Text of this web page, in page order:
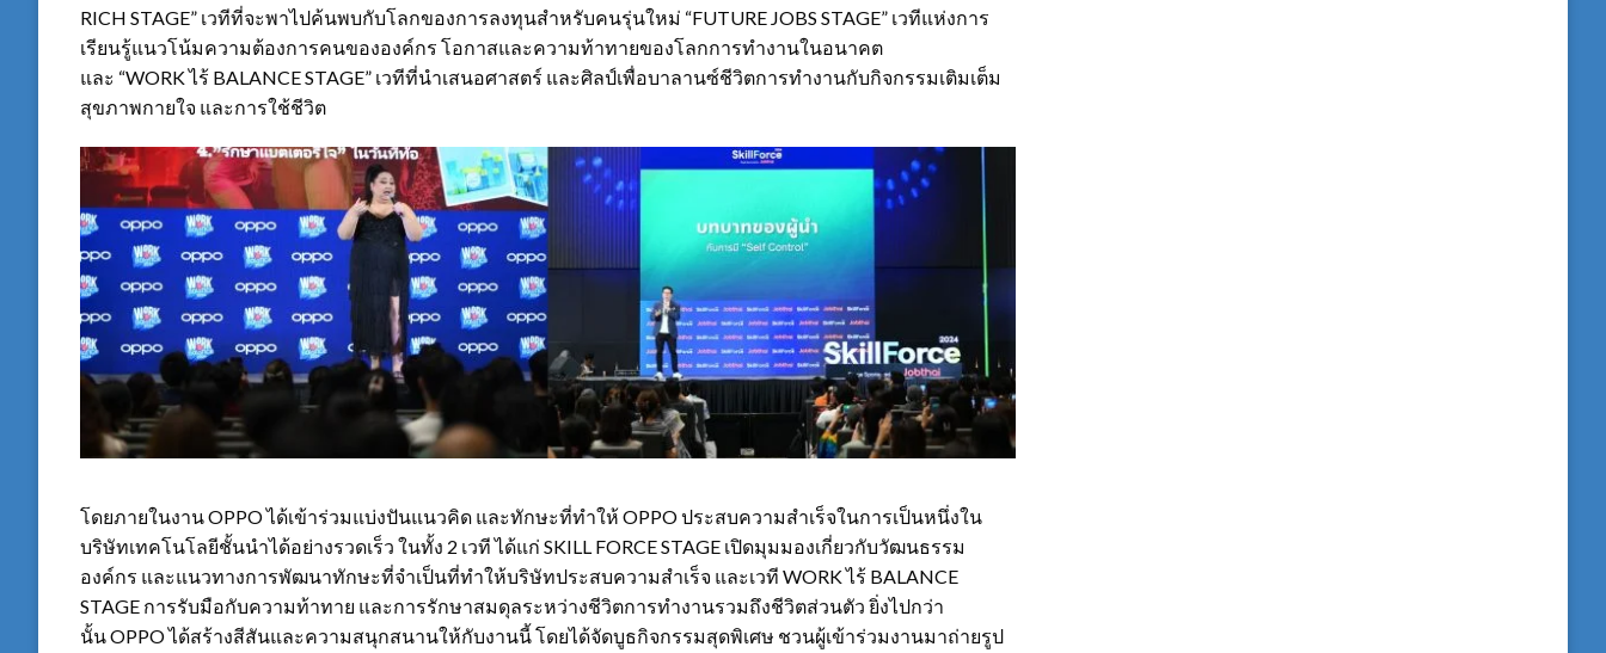
RICH STAGE” เวทีที่จะพาไปค้นพบกับโลกของการลงทุนสำหรับคนรุ่นใหม่ “FUTURE JOBS STAGE” เวทีแห่งการ
เรียนรู้แนวโน้มความต้องการคนขององค์กร โอกาสและความท้าทายของโลกการทำงานในอนาคต
และ “WORKไร้ BALANCE STAGE” เวทีที่นำเสนอศาสตร์ และศิลป์เพื่อบาลานซ์ชีวิตการทำงานกับกิจกรรมเติมเต็ม
สุขภาพกายใจ และการใช้ชีวิต
โดยภายในงานOPPOได้เข้าร่วมแบ่งปันแนวคิด และทักษะที่ทำให้ OPPOประสบความสำเร็จในการเป็นหนึ่งใน
บริษัทเทคโนโลยีชั้นนำได้อย่างรวดเร็ว ในทั้ง 2 เวที ได้แก่ SKILL FORCE STAGE เปิดมุมมองเกี่ยวกับวัฒนธรรม
องค์กร และแนวทางการพัฒนาทักษะที่จำเป็นที่ทำให้บริษัทประสบความสำเร็จ และเวที WORKไร้ BALANCE
STAGE การรับมือกับความท้าทาย และการรักษาสมดุลระหว่างชีวิตการทำงานรวมถึงชีวิตส่วนตัว ยิ่งไปกว่า
นั้นOPPOได้สร้างสีสันและความสนุกสนานให้กับงานนี้ โดยได้จัดบูธกิจกรรมสุดพิเศษ ชวนผู้เข้าร่วมงานมาถ่ายรูป